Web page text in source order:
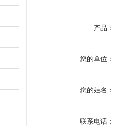
产品：
您的单位：
您的姓名：
联系电话：